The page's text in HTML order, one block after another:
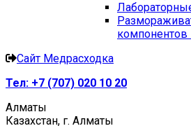
компонентов
Сайт Медрасходка
Тел: +7 (707) 020 10 20
Алматы
Казахстан, г. Алматы